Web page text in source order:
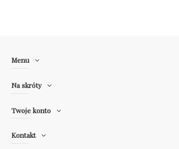
Menu
Na skróty
Twoje konto
Kontakt